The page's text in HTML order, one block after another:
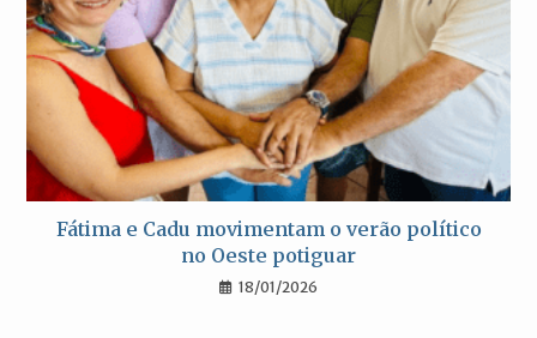
Fátima e Cadu movimentam o verão político
no Oeste potiguar
18/01/2026